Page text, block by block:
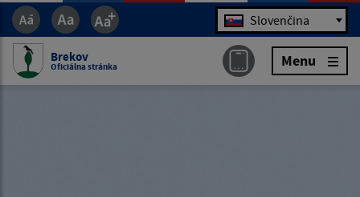
Jazyk Slovenčina
Brekov
Oficiálna stránka Menu